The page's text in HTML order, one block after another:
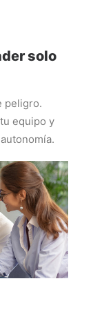
solo
peligro.
equipo y